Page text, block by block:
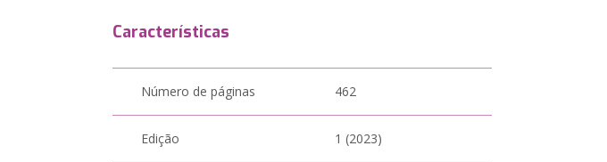
Características
Número de páginas 462
Edição 1 (2023)